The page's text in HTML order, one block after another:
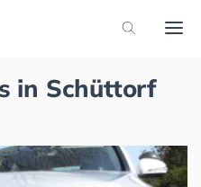
in Schüttorf